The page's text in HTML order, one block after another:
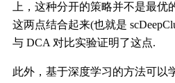
上，这种分开的策略并不是最
这两点结合起来(也就是
与 DCA 对比实验证明了这点.
此外，基于深度学习的方法可以